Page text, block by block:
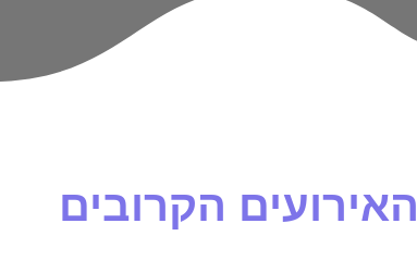
האירועים הקרובים